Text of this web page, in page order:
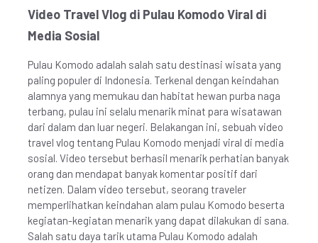
Video Travel Vlog di Pulau Komodo Viral di
Media Sosial
Pulau Komodo adalah salah satu destinasi wisata yang
paling populer di Indonesia. Terkenal dengan keindahan
alamnya yang memukau dan habitat hewan purba naga
terbang, pulau ini selalu menarik minat para wisatawan
dari dalam dan luar negeri. Belakangan ini, sebuah video
travel vlog tentang Pulau Komodo menjadi viral di media
sosial. Video tersebut berhasil menarik perhatian banyak
orang dan mendapat banyak komentar positif dari
netizen. Dalam video tersebut, seorang traveler
memperlihatkan keindahan alam pulau Komodo beserta
kegiatan-kegiatan menarik yang dapat dilakukan di sana.
Salah satu daya tarik utama Pulau Komodo adalah